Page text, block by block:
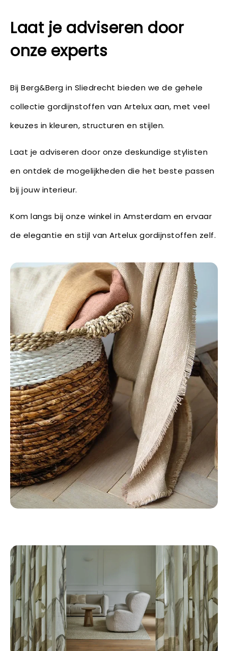
Laat je adviseren door
onze experts
Bij Berg&Berg in Sliedrecht bieden we de gehele
collectie gordijnstoffen van Artelux aan, met veel
keuzes in kleuren, structuren en stijlen.
Laat je adviseren door onze deskundige stylisten
en ontdek de mogelijkheden die het beste passen
bij jouw interieur.
Kom langs bij onze winkel in Amsterdam en ervaar
de elegantie en stijl van Artelux gordijnstoffen zelf.